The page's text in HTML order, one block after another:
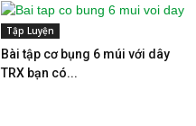
Tập Luyện
Bài tập cơ bụng 6 múi với dây
TRX bạn có...